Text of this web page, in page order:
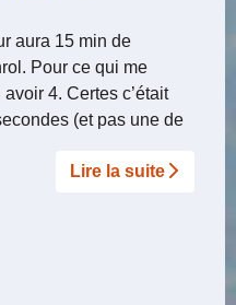
aura 15 min de
Pour ce qui me
4. Certes c’était
(et pas une de
Lire la suite­­